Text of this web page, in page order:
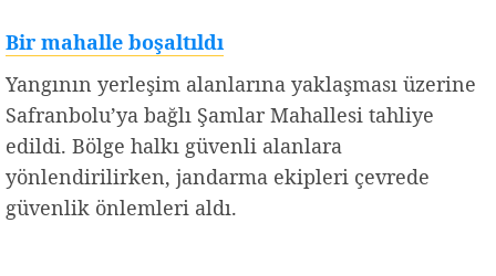
Bir mahalle boşaltıldı
Yangının yerleşim alanlarına yaklaşması üzerine
Safranbolu’ya bağlı Şamlar Mahallesi tahliye
edildi. Bölge halkı güvenli alanlara
yönlendirilirken, jandarma ekipleri çevrede
güvenlik önlemleri aldı.